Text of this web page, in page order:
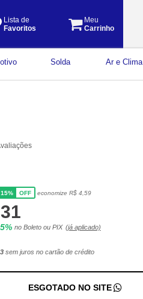
Lista de
Favoritos
Meu
Carrinho
Solda Ar e Clima
15% OFF economize R$ 4,59
no Boleto ou PIX (já aplicado)
sem juros no cartão de crédito
ESGOTADO NO SITE